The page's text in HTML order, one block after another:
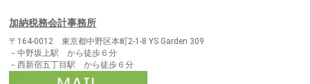
加納税務会計事務所
〒164-0012 東京都中野区本町2-1-8 YS Garden 309
－中野坂上駅 から徒歩６分
－西新宿五丁目駅 から徒歩６分